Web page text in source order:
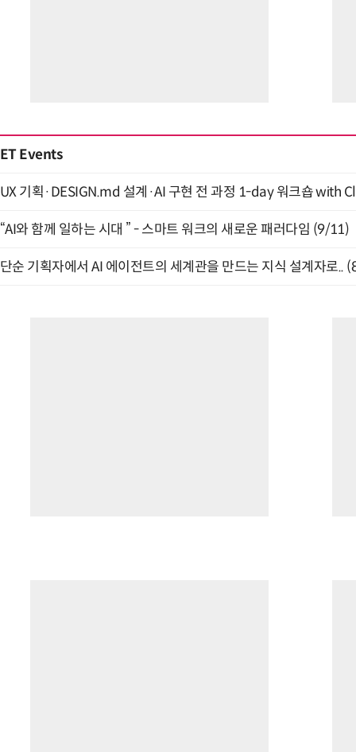
ET Events
UX 기획·DESIGN.md 설계·AI 구현 전 과정 1-day 워크숍 with
“AI와 함께 일하는 시대 ” - 스마트 워크의 새로운 패러다임 (9/11)
단순 기획자에서 AI 에이전트의 세계관을 만드는 지식 설계자로..